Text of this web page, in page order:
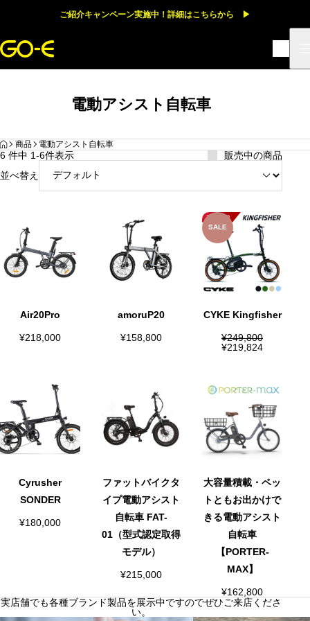
ご紹介キャンペーン実施中！詳細はこちらから ▶
電動アシスト自転車
HOME
商品 電動アシスト自転車
並べ替え
6 件中 1-6件表示 販売中の商品
Air20Pro
¥218,000
amoruP20
¥158,800
SALE
CYKE Kingfisher
¥249,800
元
は
¥
4
9
,
8
0
し
。
¥219,824現
格
は
¥
2
1
9
,
8
で
。
Cyrusher
SONDER
¥180,000
ファットバイクタ
イプ電動アシスト
自転車 FAT-
01（型式認定取得
モデル）
¥215,000
大容量積載・ペッ
トともお出かけで
きる電動アシスト
自転車
【PORTER-
MAX】
¥162,800
実店舗でも各種ブランド製品を展示中ですのでぜひご来店くださ
い。